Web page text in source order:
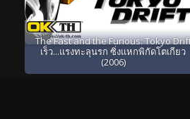
The Fast and the Furious: Tokyo
เร็ว...แรงทะลุนรก ซิ่งแหกพิกัดโตเกียว
(2006)